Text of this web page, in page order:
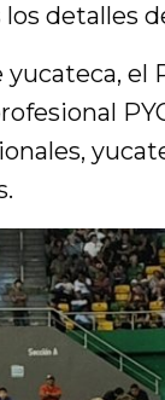
detalles
yucateca,